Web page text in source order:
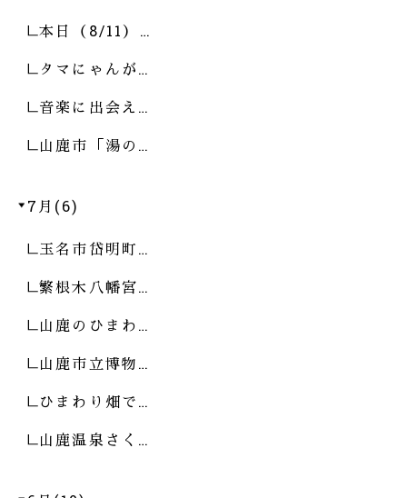
本日（8/11）…
タマにゃんが…
音楽に出会え…
山鹿市「湯の…
7月(6)
玉名市岱明町…
繁根木八幡宮…
山鹿のひまわ…
山鹿市立博物…
ひまわり畑で…
山鹿温泉さく…